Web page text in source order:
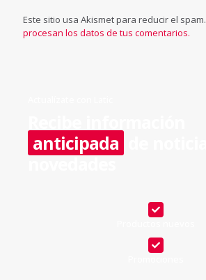
Este sitio usa Akismet para reducir el spam.
procesan los datos de tus comentarios.
anticipada